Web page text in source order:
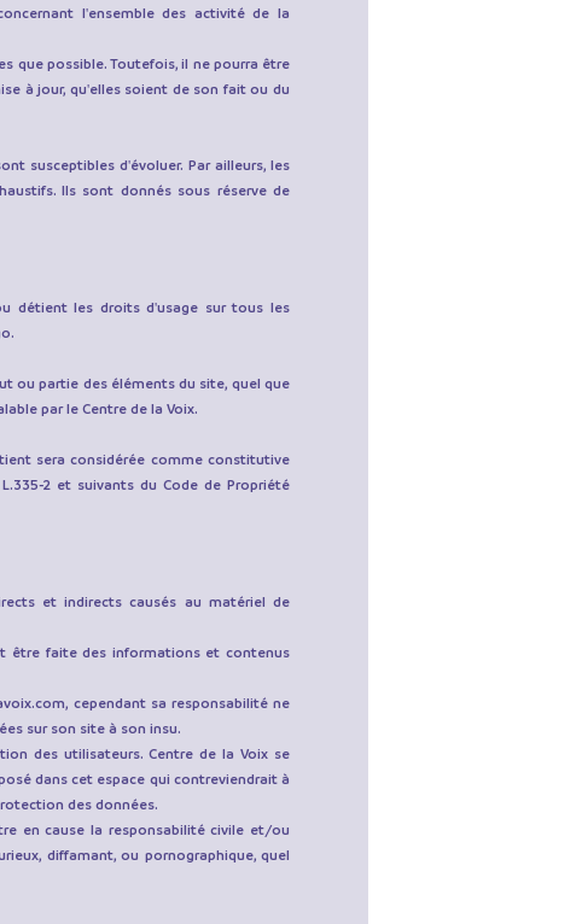
l'ensemble des activité de la
que possible. Toutefois, il ne pourra être
à jour, qu'elles soient de son fait ou du
susceptibles d'évoluer. Par ailleurs, les
Ils sont donnés sous réserve de
détient les droits d'usage sur tous les
ou partie des éléments du site, quel que
par le Centre de la Voix.
sera considérée comme constitutive
2 et suivants du Code de Propriété
et indirects causés au matériel de
être faite des informations et contenus
, cependant sa responsabilité ne
sur son site à son insu.
des utilisateurs. Centre de la Voix se
dans cet espace qui contreviendrait à
des données.
en cause la responsabilité civile et/ou
diffamant, ou pornographique, quel